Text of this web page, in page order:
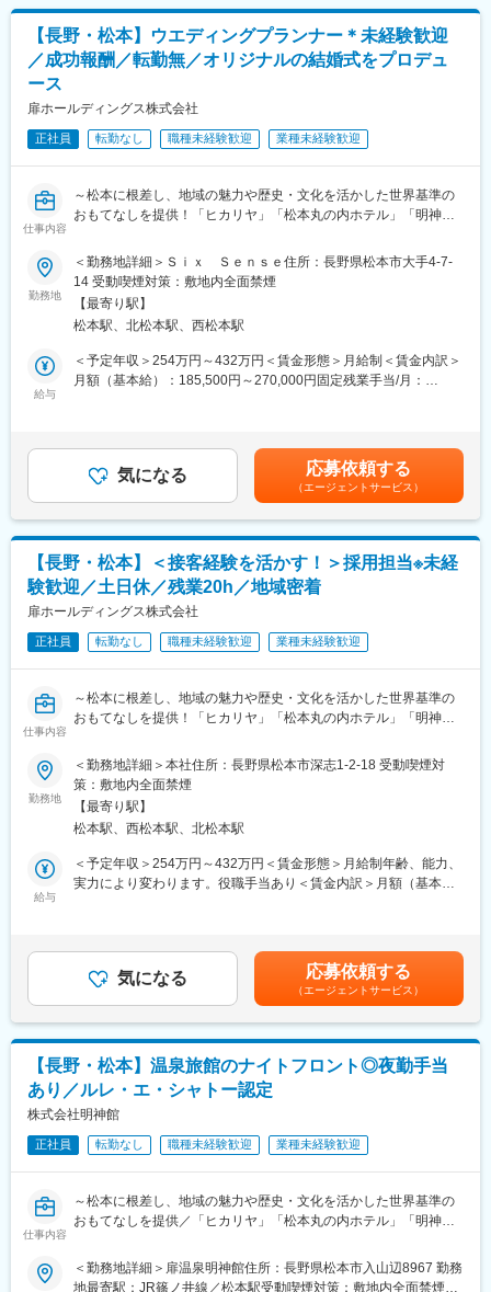
当社。
ユニオングループという強固な経営基盤と、暮らしと住まいに関
するサービスを一貫して提供できるサービスを強みに、着実に成
長をしてきました。
変更の範囲：会社の定める業務
ホテル内のレストランやカフェでのオーダーやお料理などのご提
供といったホールでの接客業務から、バンケットルームでのサー
ビス業務などに携わっていただきます。
清掃や客室のチェック等、ホテルに関する業務全般をご対応いた
ので、あなたの接客・サービスがホテルの第一印象のに直結しま
す。「ここに泊まって良かったね」「またここに来たいな」と、
なたのファンを増やしていきましょう。持ち前のホスピタリティ
を活かして、ご活躍いただけることを期待しています。
■キャリアパスについて：
ネージャーへと昇進できるチャンスもあります。
※ご経験に応じて変更あり
電一式含む）を完備していますので、安心して新生活をスタート
できます。
■当社について：
リゾートホテル運営にはじまり、そのノウハウを活かしたビジネ
スホテルやマンスリーマンションの経営へと事業を拡大してきた
当社。
ユニオングループという強固な経営基盤と、暮らしと住まいに関
するサービスを一貫して提供できるサービスを強みに、着実に成
長をしてきました。
変更の範囲：会社の定める業務
【長野・松本】ウエディングプランナー＊未経験歓迎
／成功報酬／転勤無／オリジナルの結婚式をプロデュ
ース
扉ホールディングス株式会社
正社員 転勤なし 職種未経験歓迎 業種未経験歓迎
仕事内容
～松本に根差し、地域の魅力や歴史・文化を活かした世界基準の
おもてなしを提供！「ヒカリヤ」「松本丸の内ホテル」「明神
■職務内容
ヒカリヤをはじめ、扉グループの店舗を活用した結婚式のウェデ
ィングプランナーをお任せします。【転勤無し】
・会場見学の対応
・結婚式までの打合せ、各業者様との打ち合わせ等
・結婚式当日のアシスタント業務
■職務の魅力・特徴
・『箱にとらわれないウェディング』
結婚式のバラエティ豊富！扉グループだからこそ実現ができる、
切にしたウェディングを提案しています。
・結婚式のプランニング～当日運営まで一貫して携わることがで
き、人生の大切な瞬間の一つである結婚式をお客様と共に作り上
げるとてもやりがいのある仕事です。
大変さも伴いますが、プレゼン能力・営業力が向上できる環境で
す
■会社の魅力・特徴
当社は『Sense of Place（その土地の感覚が味わえるウェルネス
リゾート）』をコンセプトに、旅館・ホテル・レストラン・ウエ
シナジー効果を活用しながら、松本に貢献しています。
◎『明神館』や『ヒカリヤニシ』は、厳格な審査をクリアしたホ
テル・レストランだけが認められる「ルレ・エ・シャトー」に認
定！日本では稀有であり、全国各地のお客様にご利用いただいて
◎「地域と一緒に成長」「地域のモノ・コトを発信」：松本城周
辺を盛り上げていくことを目的に「古民家を活用した里山地域の
◎標高1,050m・八ヶ岳中信高原国定公園の大自然の中に佇み、自
然の恵みや自分を取り戻すような癒しを感じられる「和のリゾー
ト」の『扉温泉 明神館』や、松本城に最も近くて松本の歴史を感
じられる『松本丸の内ホテル』、130年以上前に建てられた名門
商家にて日本料理やフレンチが楽しめる『光屋（ひかるや）』な
どを運営しています。
勤務地
＜勤務地詳細＞Ｓｉｘ Ｓｅｎｓｅ住所：長野県松本市大手4-7-
14 受動喫煙対策：敷地内全面禁煙
【最寄り駅】
松本駅、北松本駅、西松本駅
給与
＜予定年収＞254万円～432万円＜賃金形態＞月給制＜賃金内訳＞
月額（基本給）：185,500円～270,000円固定残業手当/月：
給：あり■賞与：あり■成功報酬あり（成果に応じて２０００～８
５００円追加予定です。）賃金はあくまでも目安の金額であり、
選考を通じて上下する可能性があります。月給(月額)は固定手当を
含めた表記です。
気になる 応募依頼する
（エージェントサービス）
【長野・松本】＜接客経験を活かす！＞採用担当※未経
験歓迎／土日休／残業20h／地域密着
扉ホールディングス株式会社
正社員 転勤なし 職種未経験歓迎 業種未経験歓迎
仕事内容
～松本に根差し、地域の魅力や歴史・文化を活かした世界基準の
おもてなしを提供！「ヒカリヤ」「松本丸の内ホテル」「明神
■職務内容
採用担当として、下記業務をお任せします。※主に採用、面接、入
退社手続きをお任せします。
・新卒／中途採用業務（求人管理・日程調整・面接対応・人材会
社とのやり取り等）
・入退社に伴う諸手続き
■入社後の流れ
外部のパートナー会社様とご協力いただきながら採用活動を進め
トし、1つ1つ業務を覚えていただきます。
未経験の方でも安心の体制です◎
■働き方
・土曜出勤あり：合同説明会への参加や、宿泊業務のヘルプなど
で土曜出勤の可能性がございます。
※代休を取得いただくことが可能です。
・残業20h：ご自身で業務を調整できる環境です。
■職務の魅力・特徴
な業態の事業を展開しており、各グループ会社のスタッフと関わ
勤務地
＜勤務地詳細＞本社住所：長野県松本市深志1-2-18 受動喫煙対
策：敷地内全面禁煙
【最寄り駅】
松本駅、西松本駅、北松本駅
給与
＜予定年収＞254万円～432万円＜賃金形態＞月給制年齢、能力、
実力により変わります。役職手当あり＜賃金内訳＞月額（基本
む）＜昇給有無＞有＜残業手当＞有＜給与補足＞■昇給：あり■賞
与：あり賃金はあくまでも目安の金額であり、選考を通じて上下
する可能性があります。月給(月額)は固定手当を含めた表記です。
気になる 応募依頼する
（エージェントサービス）
【長野・松本】温泉旅館のナイトフロント◎夜勤手当
あり／ルレ・エ・シャトー認定
株式会社明神館
正社員 転勤なし 職種未経験歓迎 業種未経験歓迎
仕事内容
～松本に根差し、地域の魅力や歴史・文化を活かした世界基準の
おもてなしを提供／「ヒカリヤ」「松本丸の内ホテル」「明神
■職務内容
＜勤務地詳細＞扉温泉明神館住所：長野県松本市入山辺8967 勤務
地最寄駅：JR篠ノ井線／松本駅受動喫煙対策：敷地内全面禁煙変